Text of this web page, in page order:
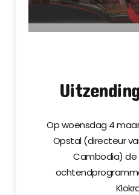
Op woensdag 4
Opstal (directeur
Cambodia) de